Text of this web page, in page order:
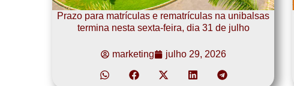
Prazo para matrículas e rematrículas na unibalsas
termina nesta sexta-feira, dia 31 de julho
marketing julho 29, 2026